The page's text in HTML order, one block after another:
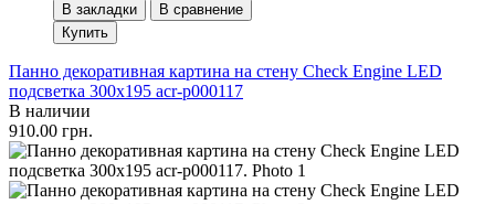
В закладки
В сравнение
Купить
Панно декоративная картина на стену Check Engine LED
подсветка 300х195 acr-p000117
В наличии
910.00 грн.